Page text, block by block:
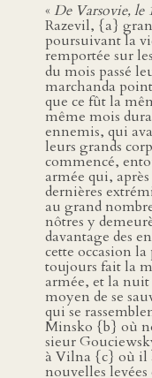
« De Varsovie, le
Razevil, {a}
poursuivant la
remportée sur
du mois passé
marchanda
que ce fût la
même mois
ennemis, qui
leurs grands
commencé,
armée qui,
dernières
au grand
nôtres y
davantage des
cette occasion
toujours fait la
armée, et la
moyen de se
qui se
Minsko {b} où
sieur
à Vilna {c} où il
nouvelles